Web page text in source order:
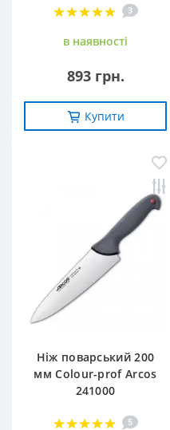
3
в наявностi
893 грн.
Купити
Ніж поварський 200
мм Сolour-prof Arcos
241000
5